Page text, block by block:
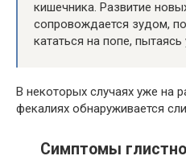
кишечника. Развитие
сопровождается зудом,
кататься на попе,
В некоторых случаях уже на
фекалиях обнаруживается
Симптомы